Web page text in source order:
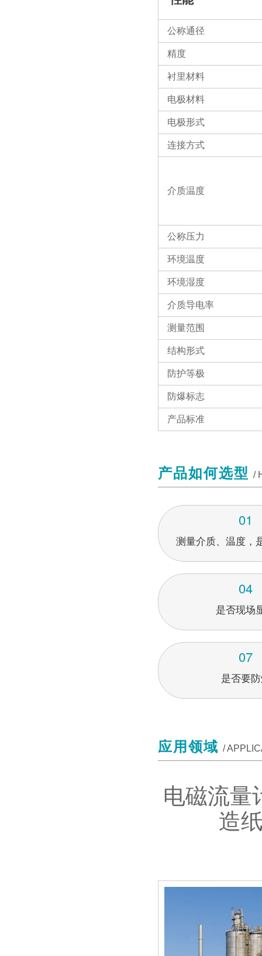
公称通径
精度
衬里材料
电极材料
电极形式
连接方式
介质温度
公称压力
环境温度
环境湿度
介质导电率
测量范围
结构形式
防护等极
防爆标志
产品标准
产品如何选型 /
01
测量介质、温度，
04
是否现场
07
是否要
应用领域 /
电磁流量
造